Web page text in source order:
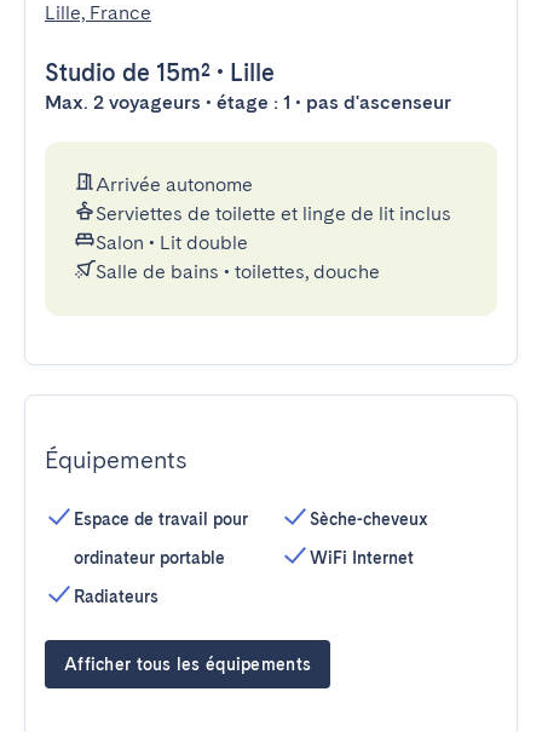
Lille, France
Studio de 15m² • Lille
Max. 2 voyageurs • étage : 1 • pas d'ascenseur
Arrivée autonome
Serviettes de toilette et linge de lit inclus
Salon • Lit double
Salle de bains • toilettes, douche
Équipements
Espace de travail pour
ordinateur portable
Radiateurs
Sèche-cheveux
WiFi Internet
Afficher tous les équipements